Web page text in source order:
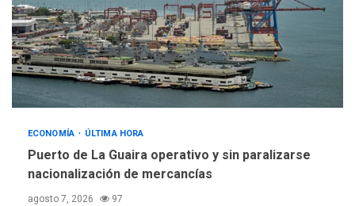
ECONOMÍA ÚLTIMA HORA
Puerto de La Guaira operativo y sin paralizarse
nacionalización de mercancías
agosto 7, 2026 97